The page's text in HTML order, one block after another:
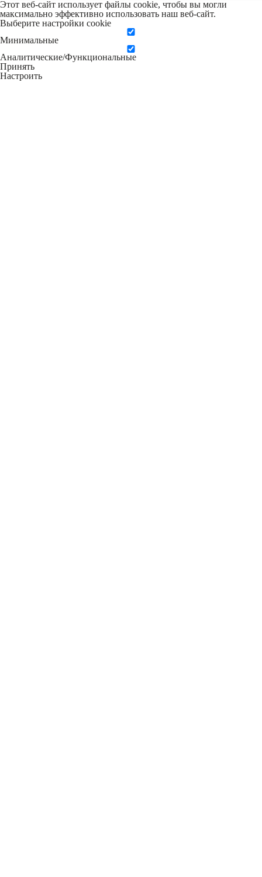
Этот веб-сайт использует файлы cookie, чтобы вы могли
максимально эффективно использовать наш веб-сайт.
Выберите настройки cookie
Минимальные
Аналитические/Функциональные
Принять
Настроить